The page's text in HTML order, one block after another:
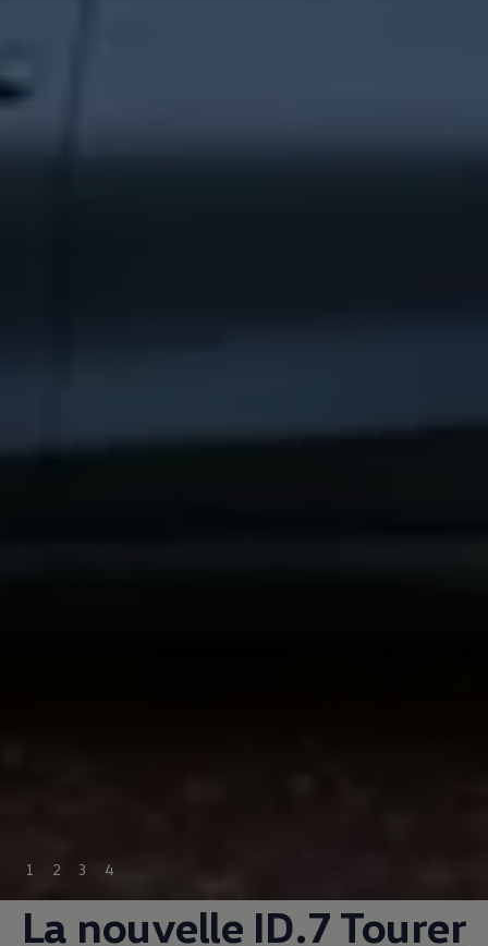
1 2 3 4
La nouvelle ID.7 Tourer